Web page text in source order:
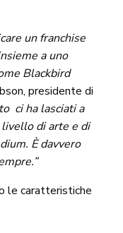
un franchise
a uno
Blackbird
presidente di
ci ha lasciati a
livello di arte e di
È davvero
le caratteristiche